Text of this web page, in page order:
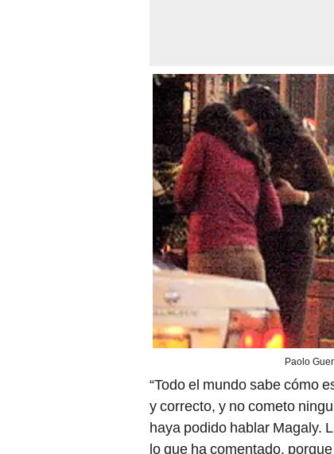
Paolo
“Todo el mundo sabe cómo
y correcto, y no cometo
haya podido hablar Magaly.
lo que ha comentado,